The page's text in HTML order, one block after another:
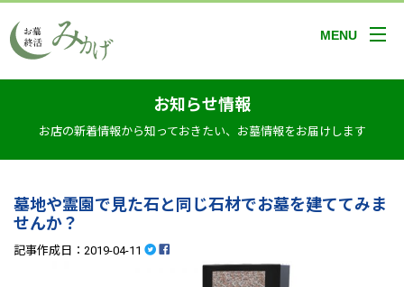
MENU
お知らせ情報
お店の新着情報から知っておきたい、お墓情報をお届けします
墓地や霊園で見た石と同じ石材でお墓を建ててみま
せんか？
記事作成日：2019-04-11